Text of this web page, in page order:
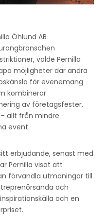
Öhlund AB
valde Pernilla
möjligheter där andra
för evenemang
kombinerar
av företagsfester,
allt från mindre
event.
erbjudande, senast med
Pernilla visat att
förvandla utmaningar till
och
och en